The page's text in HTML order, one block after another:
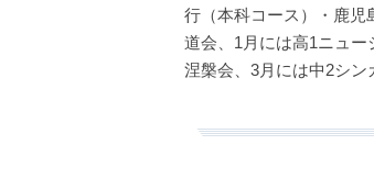
行（本科コース）・鹿児
道会、1月には高1ニュ
涅槃会、3月には中2シン